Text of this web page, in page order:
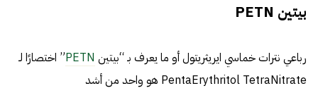
بيتين PETN
رباعي نترات خماسي ايريثريتول أو ما يعرف بـ “بيتين PETN” اختصارًا لـ
PentaErythritol TetraNitrate هو واحد من أشد